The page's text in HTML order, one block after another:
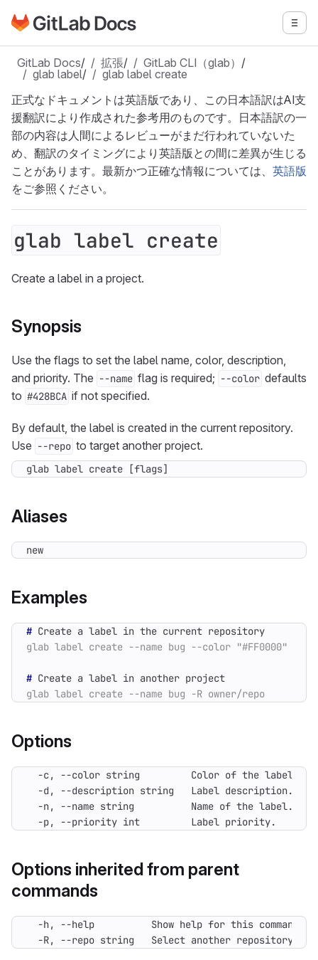
メインコンテンツにスキップ
GitLabドキュメントのホームページに移動 メニ
GitLab Docs/ 拡張/ GitLab CLI（glab） /
glab label/
glab label create
正式なドキュメントは英語版であり、この日本語訳はAI支
援翻訳により作成された参考用のものです。日本語訳の一
部の内容は人間によるレビューがまだ行われていないた
め、翻訳のタイミングにより英語版との間に差異が生じる
ことがあります。最新かつ正確な情報については、 英語版
をご参照ください。
glab label create
Create a label in a project.
Synopsis
Use the flags to set the label name, color, description,
and priority. The --name flag is required; --color defaults
to #428BCA if not specified.
By default, the label is created in the current repository.
Use --repo to target another project.
glab label create [flags]
Aliases
new
Examples
#
#
Options
  -p, --priority int         Label priority.
Options inherited from parent
commands
-R, --repo string   Select another repository.